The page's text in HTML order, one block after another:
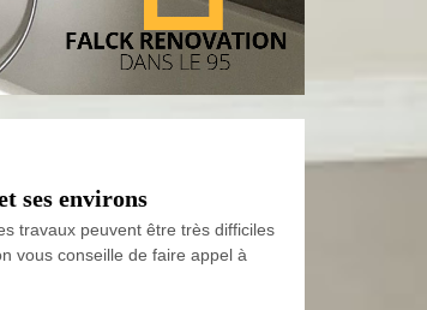
ses environs
travaux peuvent être très difficiles
vous conseille de faire appel à